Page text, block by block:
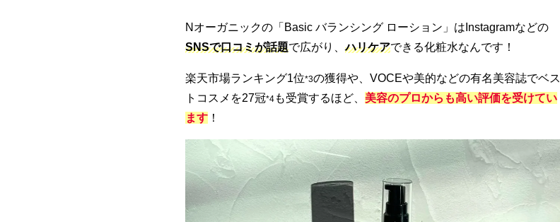
Nオーガニックの「Basic バランシング ローション」はInstagramなどの
SNSで口コミが話題で広がり、ハリケアできる化粧水なんです！
楽天市場ランキング1位*3の獲得や、VOCEや美的などの有名美容誌でベス
トコスメを27冠*4 も受賞するほど、 美容のプロからも高い評価を受けてい
ます ！